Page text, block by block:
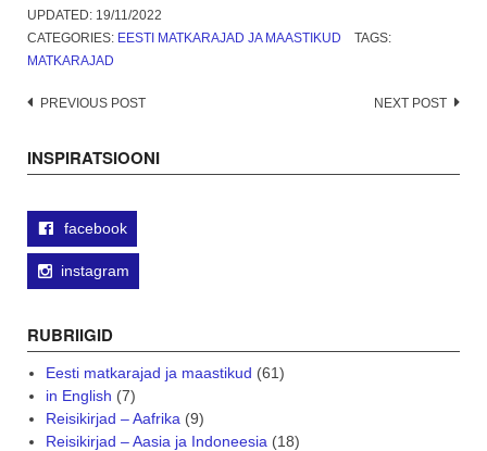
UPDATED: 19/11/2022
CATEGORIES: EESTI MATKARAJAD JA MAASTIKUD
TAGS:
MATKARAJAD
Post
PREVIOUS POST NEXT POST
INSPIRATSIOONI
facebook
instagram
RUBRIIGID
Eesti matkarajad ja maastikud (61)
in English (7)
Reisikirjad – Aafrika (9)
Reisikirjad – Aasia ja Indoneesia (18)